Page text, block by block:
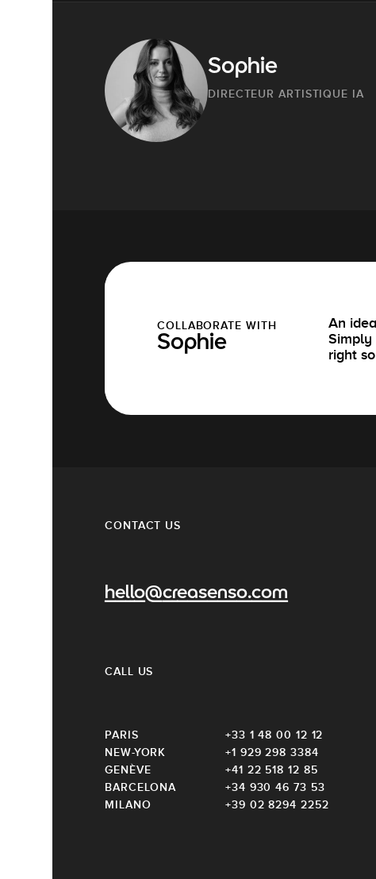
Sophie
DIRECTEUR ARTISTIQUE IA
COLLABORATE WITH
Sophie
An
Simply
right
CONTACT US
hello@creasenso.com
CALL US
PARIS
+33 1 48 00 12 12
NEW-YORK
+1 929 298 3384
GENÈVE
+41 22 518 12 85
BARCELONA
+34 930 46 73 53
MILANO
+39 02 8294 2252